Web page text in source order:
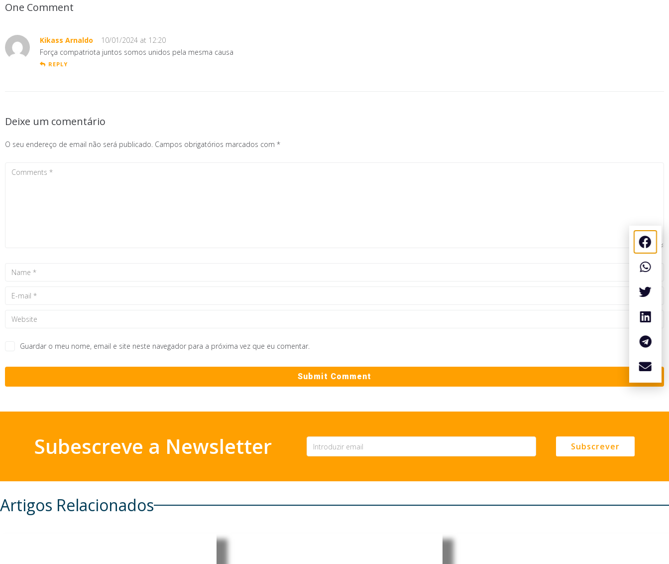
One Comment
Kikass Arnaldo
10/01/2024 at 12:20
Força compatriota juntos somos unidos pela mesma causa
REPLY
Deixe um comentário
O seu endereço de email não será publicado. Campos obrigatórios marcados com *
Guardar o meu nome, email e site neste navegador para a próxima vez que eu comentar.
Subescreve a Newsletter Subscrever
Artigos Relacionados